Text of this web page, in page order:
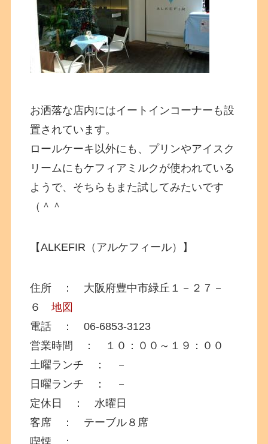
お洒落な店内にはイートインコーナーも設
置されています。
ロールケーキ以外にも、プリンやアイスク
リームにもケフィアミルクが使われている
ようで、そちらもまた試してみたいです
（＾＾
【ALKEFIR（アルケフィール）】
住所 ： 大阪府豊中市緑丘１－２７－
６地図
電話 ： 06-6853-3123
営業時間 ： １０：００～１９：００
土曜ランチ ： －
日曜ランチ ： －
定休日 ： 水曜日
客席 ： テーブル８席
喫煙 ：